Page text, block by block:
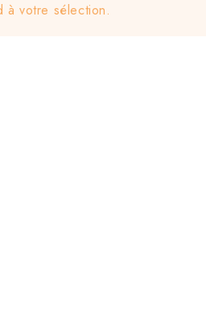
à votre sélection.